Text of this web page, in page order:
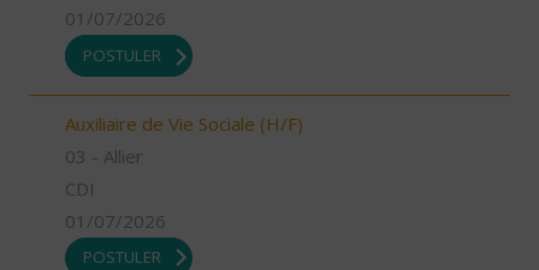
01/07/2026
POSTULER
Auxiliaire de Vie Sociale (H/F)
03 - Allier
CDI
01/07/2026
POSTULER